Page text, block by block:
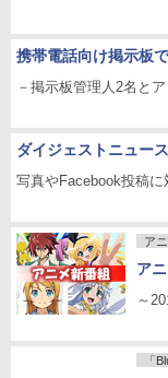
携帯電話向け掲示板
－掲示板管理人2名と
ダイジェストニュー
写真やFacebook投稿
ア
ア
～
「